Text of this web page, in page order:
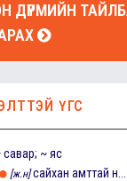
ДҮРМИЙН
ҮГС
савар; ~ яс
[ж.н] сайхан амттай н...